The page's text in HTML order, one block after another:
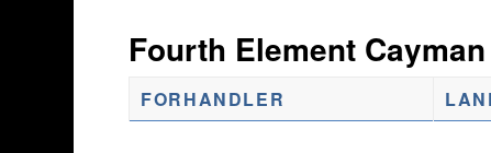
Fourth Element
FORHANDLER